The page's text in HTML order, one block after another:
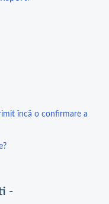
încă o confirmare a
-